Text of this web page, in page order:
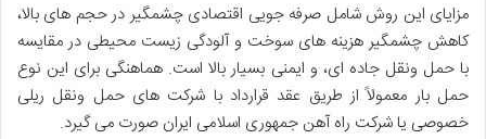
مزایای این روش شامل صرفه جویی اقتصادی چشمگیر در حجم های بالا،
کاهش چشمگیر هزینه های سوخت و آلودگی زیست محیطی در مقایسه
با حمل ونقل جاده ای، و ایمنی بسیار بالا است. هماهنگی برای این نوع
حمل بار معمولاً از طریق عقد قرارداد با شرکت های حمل ونقل ریلی
خصوصی یا شرکت راه آهن جمهوری اسلامی ایران صورت می گیرد.